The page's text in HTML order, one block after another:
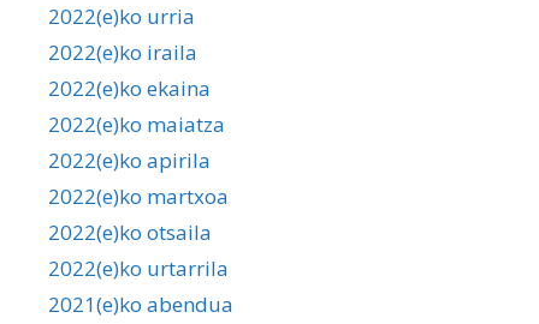
2022(e)ko urria
2022(e)ko iraila
2022(e)ko ekaina
2022(e)ko maiatza
2022(e)ko apirila
2022(e)ko martxoa
2022(e)ko otsaila
2022(e)ko urtarrila
2021(e)ko abendua